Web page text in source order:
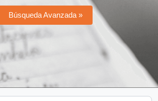
Búsqueda Avanzada »